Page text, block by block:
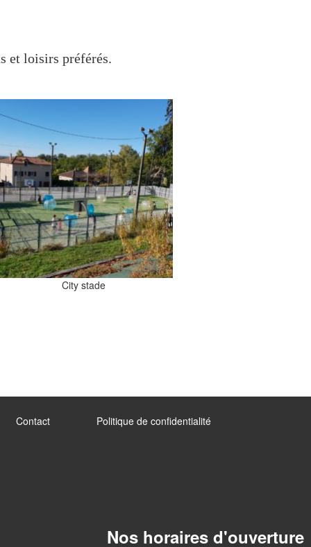
et loisirs préférés.
City stade
Contact Politique de confidentialité
Nos horaires d'ouverture